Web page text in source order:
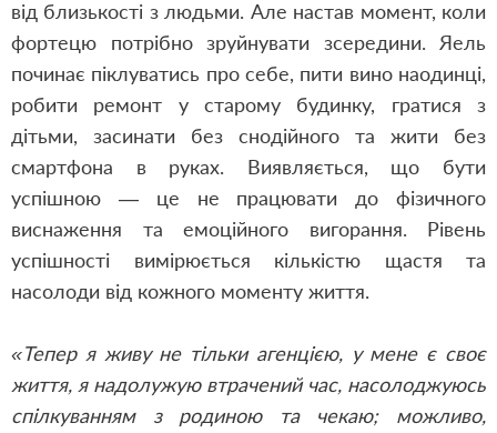
від близькості з людьми. Але настав момент, коли
фортецю потрібно зруйнувати зсередини. Яель
починає піклуватись про себе, пити вино наодинці,
робити ремонт устарому будинку, гратися з
дітьми, засинати без снодійного та жити без
смартфона в руках. Виявляється, що бути
успішною — це не працювати до фізичного
виснаження та емоційного вигорання. Рівень
успішності вимірюється кількістю щастя та
насолоди від кожного моменту життя.
«Тепер я живу не тільки агенцією, у мене є своє
життя, я надолужую втрачений час, насолоджуюсь
спілкуванням з родиною та чекаю; можливо,